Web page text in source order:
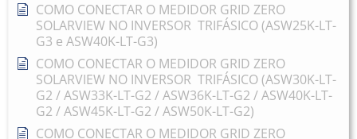
COMO CONECTAR O MEDIDOR GRID ZERO
SOLARVIEW NO INVERSOR TRIFÁSICO (ASW25K-LT-
G3 e ASW40K-LT-G3)
COMO CONECTAR O MEDIDOR GRID ZERO
SOLARVIEW NO INVERSOR TRIFÁSICO (ASW30K-LT-
G2 / ASW33K-LT-G2 / ASW36K-LT-G2 / ASW40K-LT-
G2 / ASW45K-LT-G2 / ASW50K-LT-G2)
COMO CONECTAR O MEDIDOR GRID ZERO